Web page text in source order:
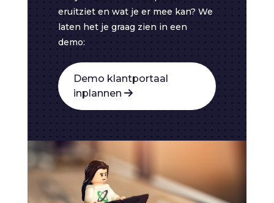
eruitziet en wat je er mee kan? We
laten het je graag zien in een
demo:
Demo klantportaal
inplannen